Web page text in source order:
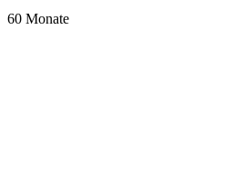
60 Monate